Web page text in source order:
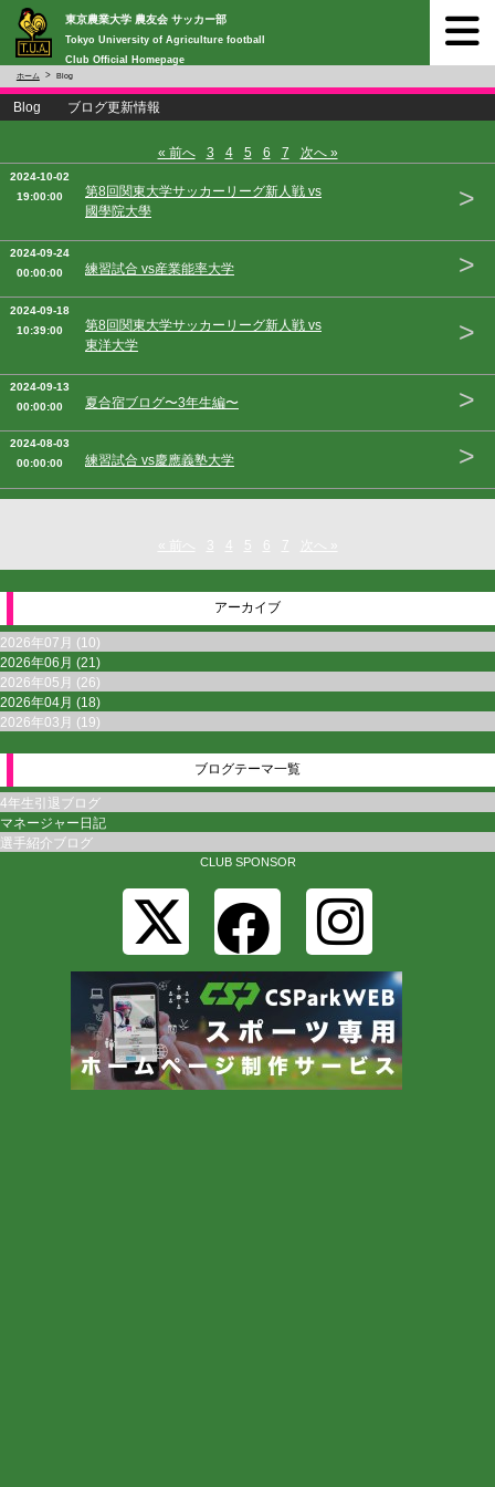
東京農業大学 農友会 サッカー部
Tokyo University of Agriculture football
Club Official Homepage
ホーム Blog
Blog ブログ更新情報
« 前へ 3 4 5 6 7 次へ »
2024-10-02
19:00:00
第8回関東大学サッカーリーグ新人戦 vs
國學院大學
>
2024-09-24
00:00:00
練習試合 vs産業能率大学 >
2024-09-18
10:39:00
第8回関東大学サッカーリーグ新人戦 vs
東洋大学
>
2024-09-13
00:00:00
夏合宿ブログ〜3年生編〜 >
2024-08-03
00:00:00
練習試合 vs慶應義塾大学 >
3 5 6 7
アーカイブ
2026年07月 (10)
2026年06月 (21)
2026年05月 (26)
2026年04月 (18)
2026年03月 (19)
ブログテーマ一覧
4年生引退ブログ
マネージャー日記
選手紹介ブログ
CLUB SPONSOR